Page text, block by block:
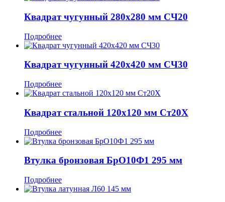
Квадрат чугунный 280x280 мм СЧ20
Подробнее
Квадрат чугунный 420x420 мм СЧ30
Подробнее
Квадрат стальной 120x120 мм Ст20Х
Подробнее
Втулка бронзовая БрО10Ф1 295 мм
Подробнее